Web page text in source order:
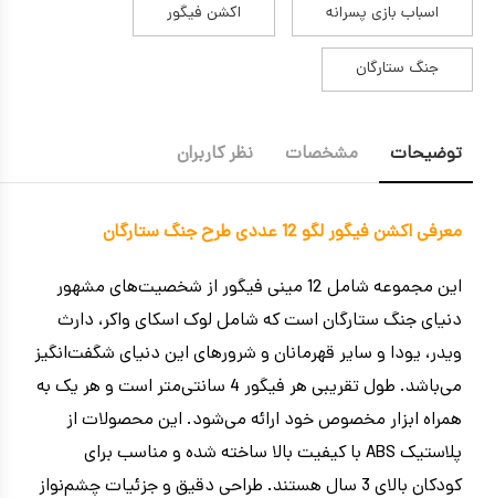
اسباب بازی پسرانه اکشن فیگور
جنگ ستارگان
توضیحات مشخصات نظر کاربران
معرفی اکشن فیگور لگو 12 عددی طرح جنگ ستارگان
این مجموعه شامل 12 مینی فیگور از شخصیت‌های مشهور
دنیای جنگ ستارگان است که شامل لوک اسکای واکر، دارث
ویدر، یودا و سایر قهرمانان و شرورهای این دنیای شگفت‌انگیز
می‌باشد. طول تقریبی هر فیگور 4 سانتی‌متر است و هر یک به
همراه ابزار مخصوص خود ارائه می‌شود. این محصولات از
پلاستیک ABS با کیفیت بالا ساخته شده و مناسب برای
کودکان بالای 3 سال هستند. طراحی دقیق و جزئیات چشم‌نواز